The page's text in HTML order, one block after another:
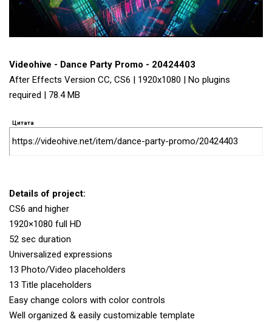
Videohive - Dance Party Promo - 20424403
After Effects Version CC, CS6 | 1920x1080 | No plugins
required | 78.4 MB
Цитата
https://videohive.net/item/dance-party-promo/20424403
Details of project:
CS6 and higher
1920×1080 full HD
52 sec duration
Universalized expressions
13 Photo/Video placeholders
13 Title placeholders
Easy change colors with color controls
Well organized & easily customizable template